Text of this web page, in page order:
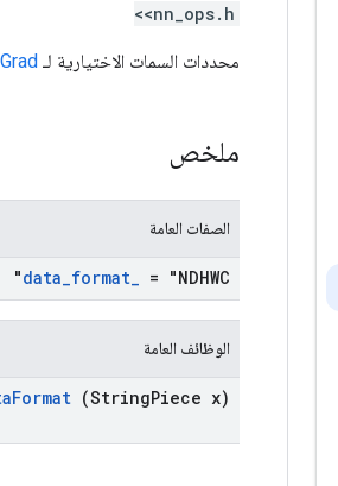
<nn_ops.h>
محددات السمات الاختيارية لـ
ملخص
الصفات العامة
data_format_ = "NDHWC"
الوظائف العامة
Format (StringPiece x)